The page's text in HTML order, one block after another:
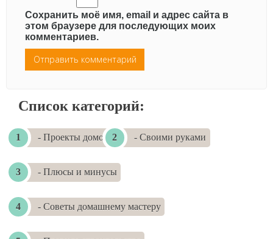
Сохранить моё имя, email и адрес сайта в
этом браузере для последующих моих
комментариев.
Список категорий:
- Проекты домов - Своими руками
- Плюсы и минусы
- Советы домашнему мастеру